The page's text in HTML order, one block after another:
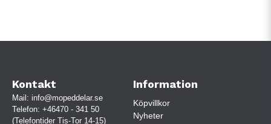
Kontakt
Mail: info@mopeddelar.se
Telefon: +46470 - 341 50
(Telefontider Tis-Tor 14-15)
Information
Köpvillkor
Nyheter